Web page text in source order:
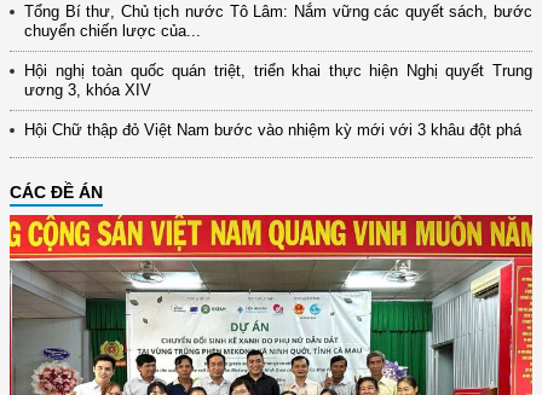
Tổng Bí thư, Chủ tịch nước Tô Lâm: Nắm vững các quyết sách, bước
chuyển chiến lược của...
Hội nghị toàn quốc quán triệt, triển khai thực hiện Nghị quyết Trung
ương 3, khóa XIV
Hội Chữ thập đỏ Việt Nam bước vào nhiệm kỳ mới với 3 khâu đột phá
CÁC ĐỀ ÁN